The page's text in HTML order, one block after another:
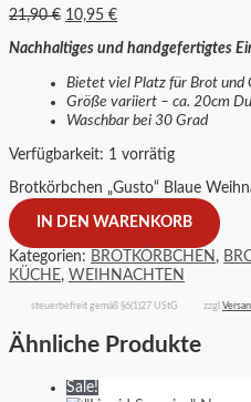
21,90€ 10,95 €
Nachhaltiges und handgefertigtes
Bietet viel Platz für Brot und
Größe variiert – ca. 20cm
Waschbar bei 30 Grad
Verfügbarkeit: 1 vorrätig
Brotkörbchen „Gusto“ Blaue
IN DEN WARENKORB
Kategorien: BROTKÖRBCHEN ,
KÜCHE, WEIHNACHTEN
steuerbefreit gemäß §6(1)27 UStG zzgl
Ähnliche Produkte
Sale!